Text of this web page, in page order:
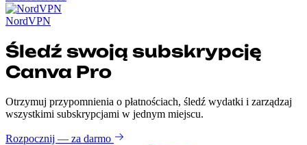
NordVPN
Śledź swoją subskrypcję
Canva Pro
Otrzymuj przypomnienia o płatnościach, śledź wydatki i zarządzaj
wszystkimi subskrypcjami w jednym miejscu.
Rozpocznij — za darmo